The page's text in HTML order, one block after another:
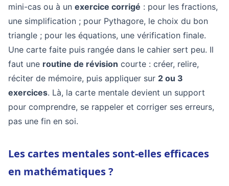
mini-cas ou à un exercice corrigé : pour les fractions,
une simplification ; pour Pythagore, le choix du bon
triangle ; pour les équations, une vérification finale.
Une carte faite puis rangée dans le cahier sert peu. Il
faut une routine de révision courte : créer, relire,
réciter de mémoire, puis appliquer sur 2 ou 3
exercices. Là, la carte mentale devient un support
pour comprendre, se rappeler et corriger ses erreurs,
pas une fin en soi.
Les cartes mentales sont-elles efficaces
en mathématiques ?